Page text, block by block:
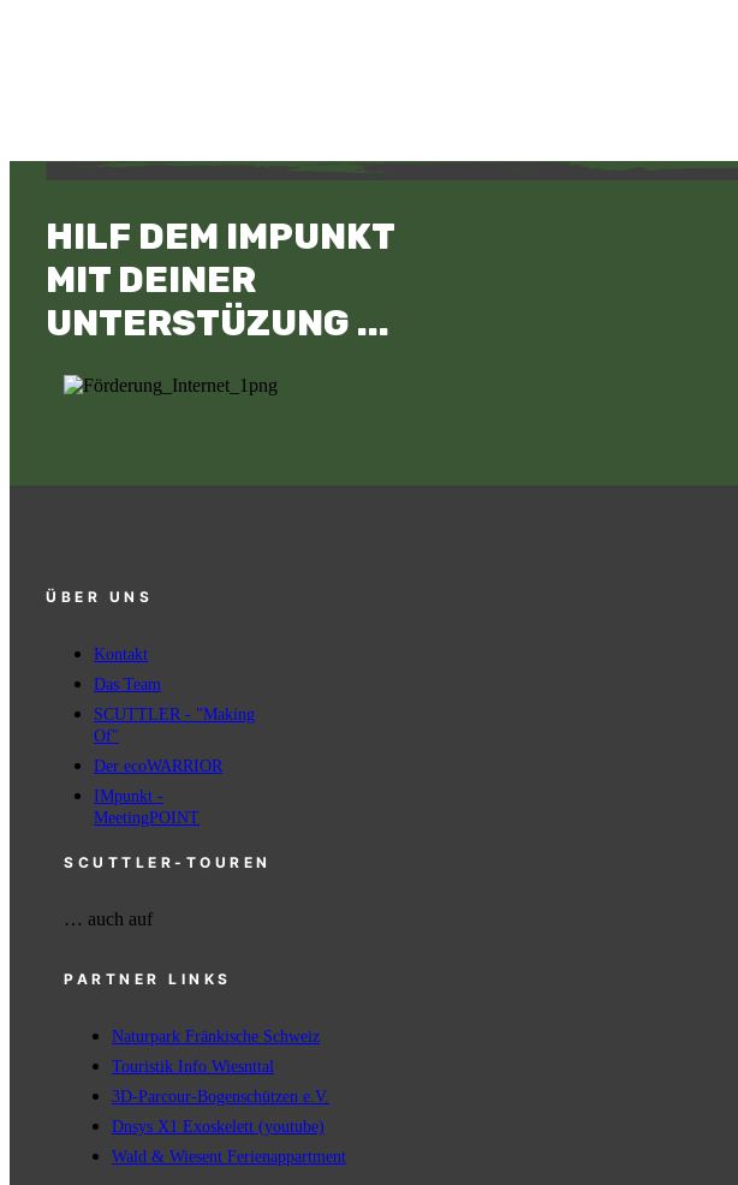
HILF DEM IMPUNKT
MIT DEINER
UNTERSTÜZUNG ...
ÜBER UNS
Kontakt
Das Team
SCUTTLER - "Making
Of"
Der ecoWARRIOR
IMpunkt -
MeetingPOINT
SCUTTLER-TOUREN
… auch auf
PARTNER LINKS
Naturpark Fränkische Schweiz
Touristik Info Wiesnttal
3D-Parcour-Bogenschützen e.V.
Dnsys X1 Exoskelett (youtube)
Wald & Wiesent Ferienappartment